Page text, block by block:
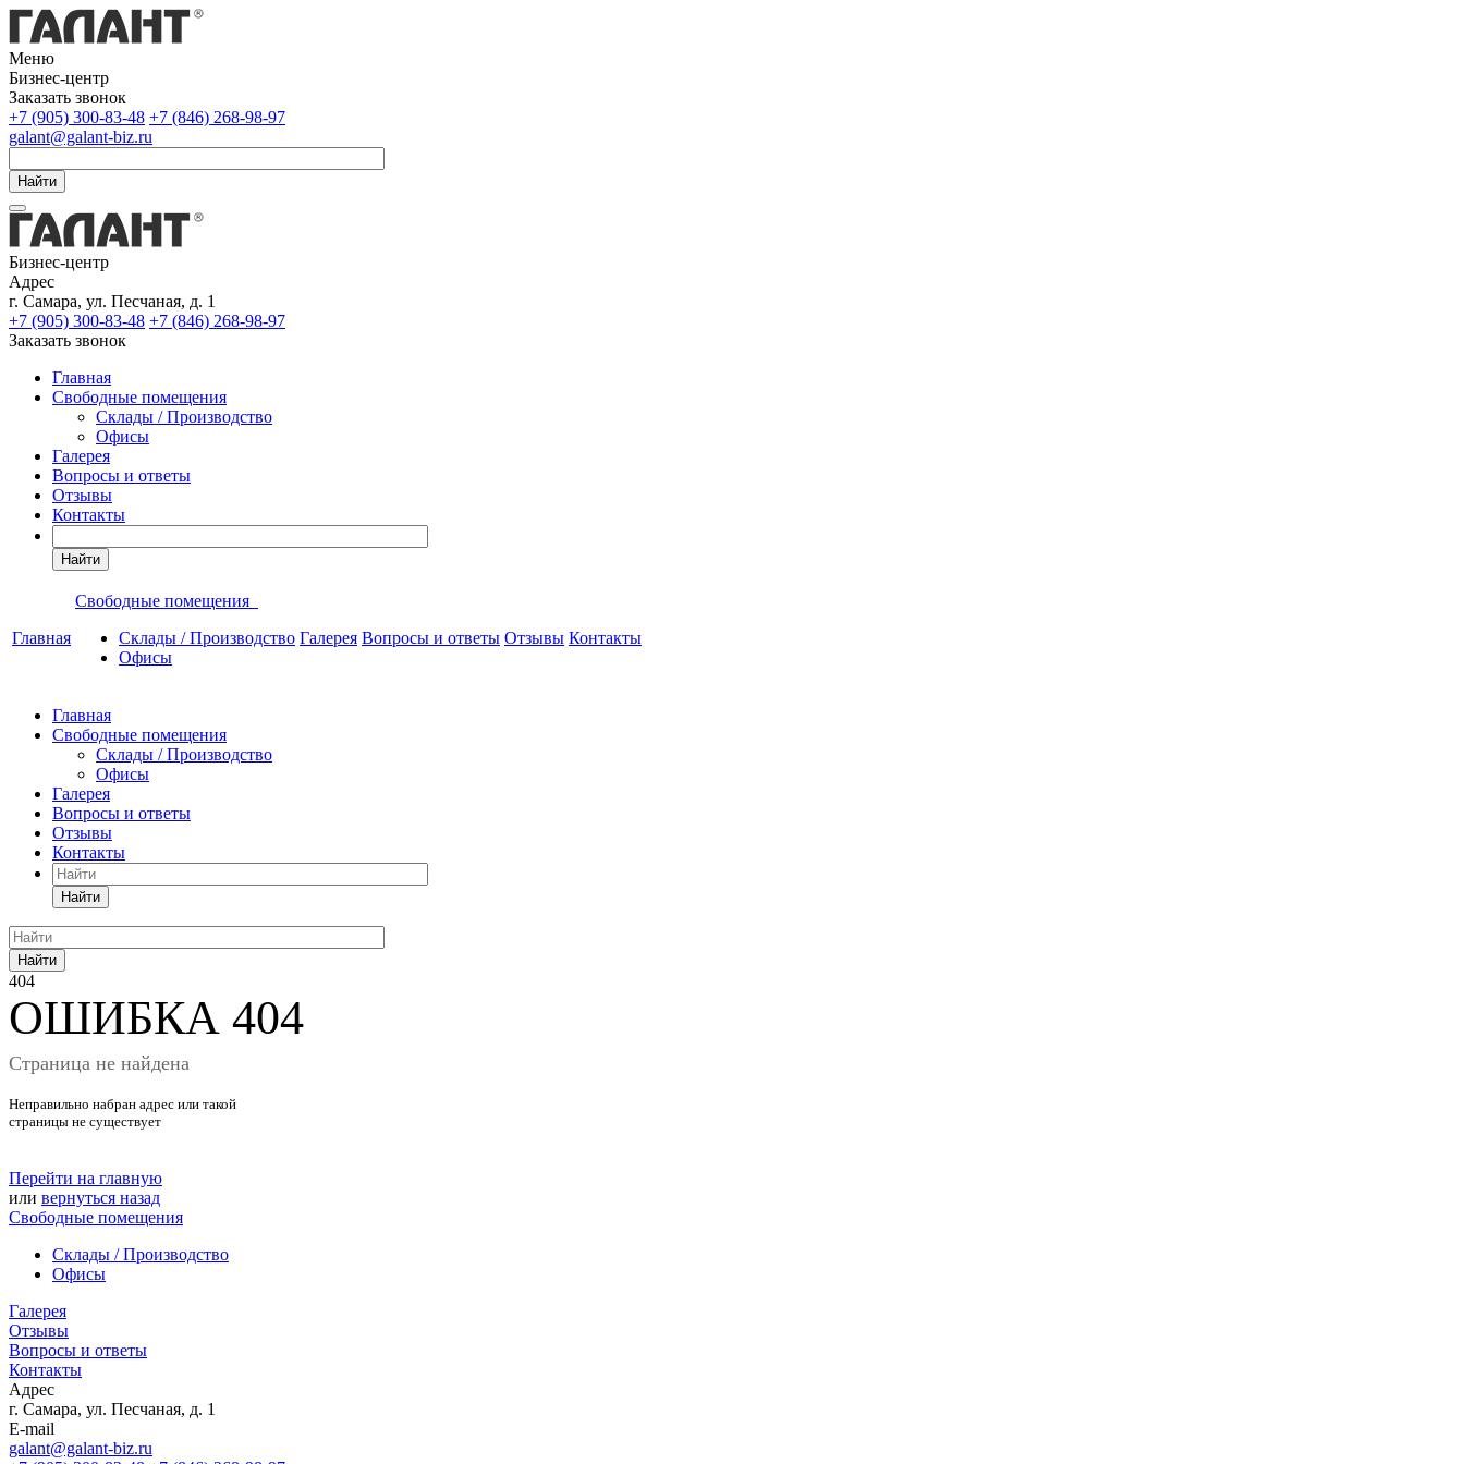
Меню
Бизнес-центр
Заказать звонок
+7 (905) 300-83-48 +7 (846) 268-98-97
galant@galant-biz.ru
Найти
Бизнес-центр
Адрес
г. Самара, ул. Песчаная, д. 1
+7 (905) 300-83-48 +7 (846) 268-98-97
Заказать звонок
Главная
Свободные помещения
Склады / Производство
Офисы
Галерея
Вопросы и ответы
Отзывы
Контакты
Найти
Главная
Свободные помещения
Склады / Производство
Офисы
Галерея Вопросы и ответы Отзывы Контакты
Главная
Свободные помещения
Склады / Производство
Офисы
Галерея
Вопросы и ответы
Отзывы
Контакты
Найти
Найти
404
ОШИБКА 404
Страница не найдена
Неправильно набран адрес или такой
страницы не существует
Перейти на главную
или вернуться назад
Свободные помещения
Склады / Производство
Офисы
Галерея
Отзывы
Вопросы и ответы
Контакты
Адрес
г. Самара, ул. Песчаная, д. 1
E-mail
galant@galant-biz.ru